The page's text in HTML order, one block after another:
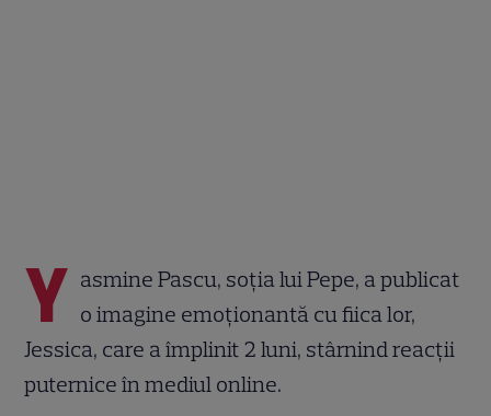
Y asmine Pascu, soția lui Pepe, a publicat
o imagine emoționantă cu fiica lor,
Jessica, care a împlinit 2 luni, stârnind reacții
puternice în mediul online.